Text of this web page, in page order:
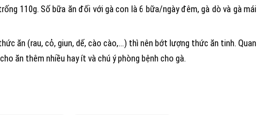
110g. Số bữa ăn đối với gà con là 6 bữa/ngày đêm, gà dò và gà mái
ăn (rau, cỏ, giun, dế, cào cào,…) thì nên bớt lượng thức ăn tinh. Quan
ăn thêm nhiều hay ít và chú ý phòng bệnh cho gà.